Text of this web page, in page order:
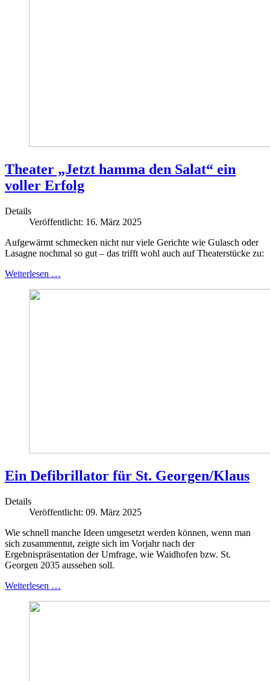
Theater „Jetzt hamma den Salat“ ein
voller Erfolg
Details
Veröffentlicht: 16. März 2025
Aufgewärmt schmecken nicht nur viele Gerichte wie Gulasch oder
Lasagne nochmal so gut – das trifft wohl auch auf Theaterstücke zu:
Weiterlesen …
Ein Defibrillator für St. Georgen/Klaus
Details
Veröffentlicht: 09. März 2025
Wie schnell manche Ideen umgesetzt werden können, wenn man
sich zusammentut, zeigte sich im Vorjahr nach der
Ergebnispräsentation der Umfrage, wie Waidhofen bzw. St.
Georgen 2035 aussehen soll.
Weiterlesen …